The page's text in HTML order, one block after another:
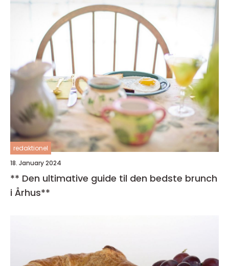
redaktionel
18. January 2024
** Den ultimative guide til den bedste brunch
i Århus**